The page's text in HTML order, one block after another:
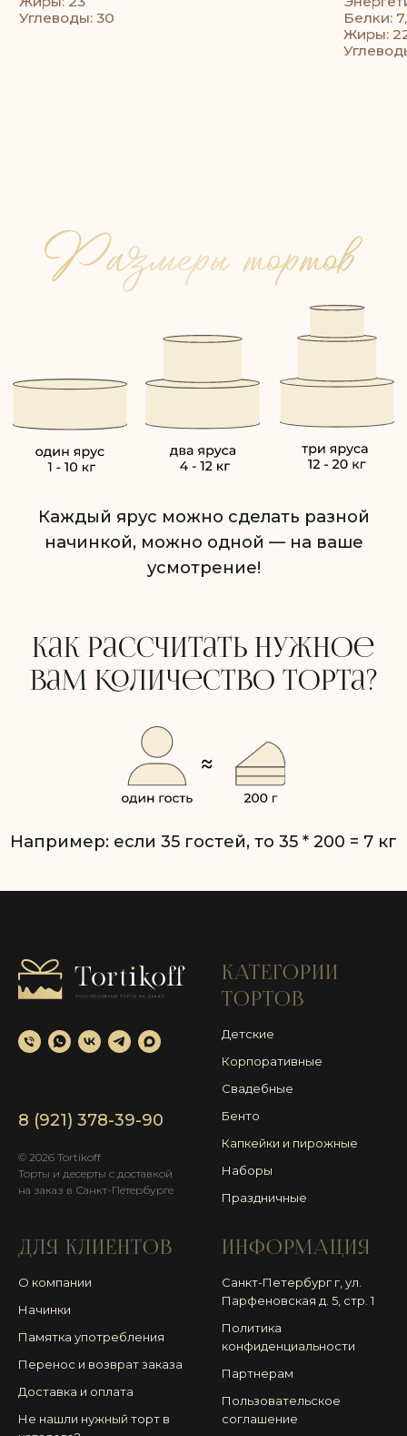
8 (921) 378-39-90
© 2026 Tortikoff
Торты и десерты с доставкой
на заказ в Санкт-Петербурге
КАТЕГОРИИ
ТОРТОВ
Детские
Корпоративные
Свадебные
Бенто
Капкейки и пирожные
Наборы
Праздничные
ДЛЯ КЛИЕНТОВ
О компании
Начинки
Памятка употребления
Перенос и возврат заказа
Доставка и оплата
Не нашли нужный торт в
ИНФОРМАЦИЯ
Санкт-Петербург г, ул.
Парфеновская д. 5, стр. 1
Политика
конфиденциальности
Партнерам
Пользовательское
соглашение